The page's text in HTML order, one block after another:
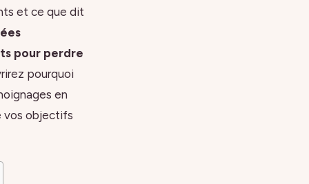
et ce que dit
pour perdre
pourquoi
en
vos objectifs